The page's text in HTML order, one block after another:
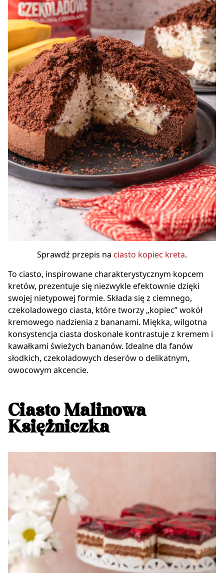
Sprawdź przepis na ciasto kopiec kreta.
To ciasto, inspirowane charakterystycznym kopcem
kretów, prezentuje się niezwykle efektownie dzięki
swojej nietypowej formie. Składa się z ciemnego,
czekoladowego ciasta, które tworzy „kopiec” wokół
kremowego nadzienia z bananami. Miękka, wilgotna
konsystencja ciasta doskonale kontrastuje z kremem i
kawałkami świeżych bananów. Idealne dla fanów
słodkich, czekoladowych deserów o delikatnym,
owocowym akcencie.
Ciasto Malinowa
Księżniczka